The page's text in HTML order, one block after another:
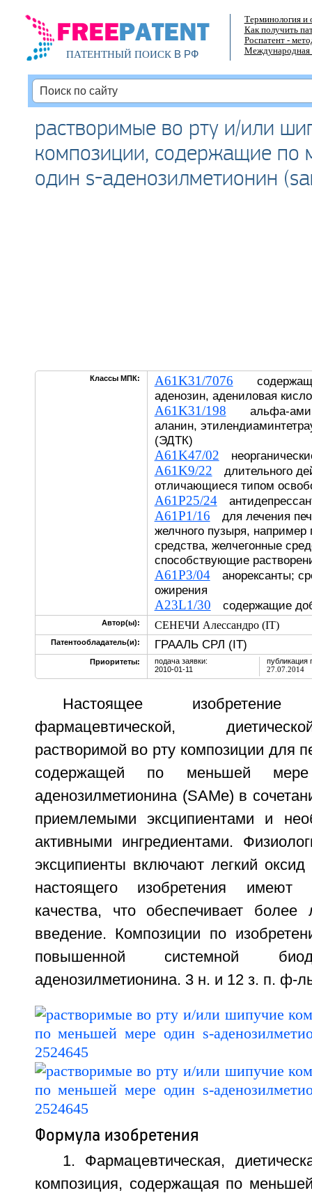
ПАТЕНТНЫЙ ПОИСКВ РФ
Терминология и
Как получить
Роспатент -
Международная
растворимые во рту и/или
композиции, содержащие по
один s-аденозилметионин
Классы МПК: A61K31/7076
аденозин, адениловая
A61K31/198 альфа-
аланин,
(ЭДТК)
A61K47/02
A61K9/22 длительного
отличающиеся типом
A61P25/24
A61P1/16 для лечения
желчного пузыря, например
средства, желчегонные
способствующие
A61P3/04анорексанты;
ожирения
A23L1/30 содержащие
Автор(ы): СЕНЕЧИ Алессандро (IT)
Патентообладатель(и): ГРААЛЬ СРЛ (IT)
Приоритеты:
подача заявки:
2010-01-11
публикация
27.07.2014
Настоящее
фармацевтической,
растворимой во рту композиции для
содержащей по меньшей
аденозилметионина (SAMe) в
приемлемыми эксципиентами и
активными ингредиентами.
эксципиенты включают легкий
настоящего изобретения имеют
качества, что обеспечивает более
введение. Композиции по
повышенной системной
аденозилметионина. 3 н. и 12 з. п. ф-
Формула изобретения
1. Фармацевтическая,
композиция, содержащая по